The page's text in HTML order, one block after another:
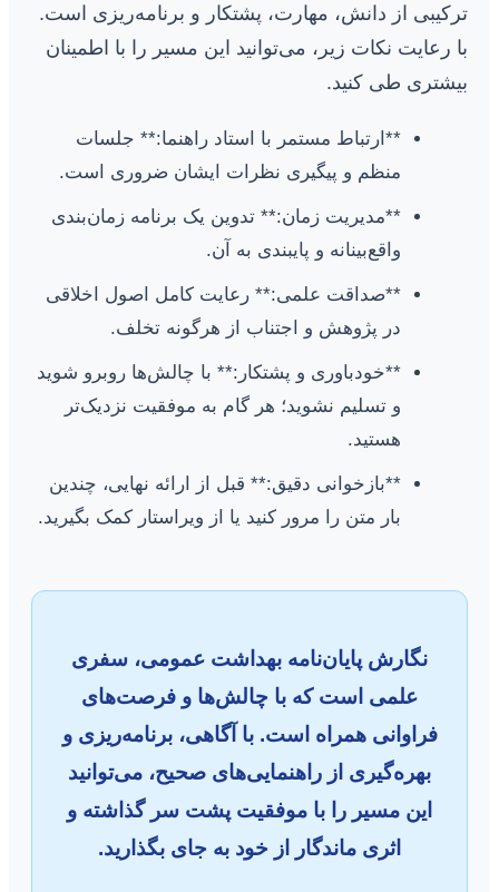
ترکیبی از دانش، مهارت، پشتکار و برنامه‌ریزی است.
با رعایت نکات زیر، می‌توانید این مسیر را با اطمینان
بیشتری طی کنید.
**ارتباط مستمر با استاد راهنما:** جلسات
منظم و پیگیری نظرات ایشان ضروری است.
**مدیریت زمان:** تدوین یک برنامه زمان‌بندی
واقع‌بینانه و پایبندی به آن.
**صداقت علمی:** رعایت کامل اصول اخلاقی
در پژوهش و اجتناب از هرگونه تخلف.
**خودباوری و پشتکار:** با چالش‌ها روبرو شوید
و تسلیم نشوید؛ هر گام به موفقیت نزدیک‌تر
هستید.
**بازخوانی دقیق:** قبل از ارائه نهایی، چندین
بار متن را مرور کنید یا از ویراستار کمک بگیرید.
نگارش پایان‌نامه بهداشت عمومی، سفری
علمی است که با چالش‌ها و فرصت‌های
فراوانی همراه است. با آگاهی، برنامه‌ریزی و
بهره‌گیری از راهنمایی‌های صحیح، می‌توانید
این مسیر را با موفقیت پشت سر گذاشته و
اثری ماندگار از خود به جای بگذارید.